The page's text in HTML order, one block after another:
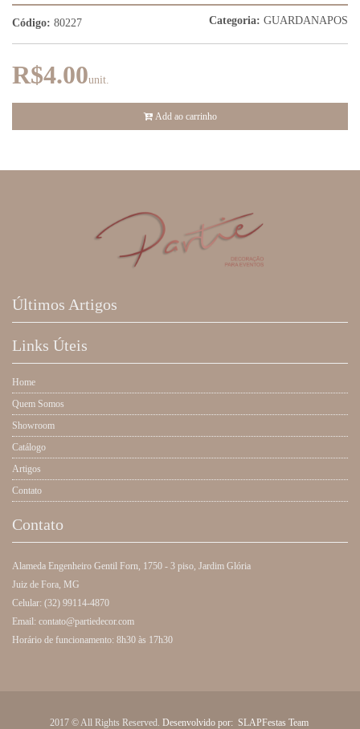
Código: 80227 Categoria: GUARDANAPOS
R$4.00unit.
Add ao carrinho
Últimos Artigos
Links Úteis
Home
Quem Somos
Showroom
Catálogo
Artigos
Contato
Contato
Alameda Engenheiro Gentil Forn, 1750 - 3 piso, Jardim Glória
Juiz de Fora, MG
Celular: (32) 99114-4870
Email: contato@partiedecor.com
Horário de funcionamento: 8h30 às 17h30
2017 © All Rights Reserved. Desenvolvido por: SLAPFestas Team